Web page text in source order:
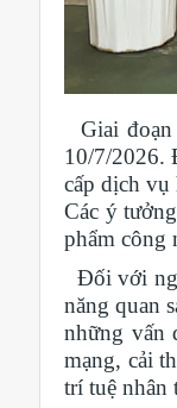
Giai đoạn
10/7/2026.
cấp dịch vụ
Các ý
phẩm công
Đối với
năng quan
những vấn
mạng, cải
trí tuệ nhân